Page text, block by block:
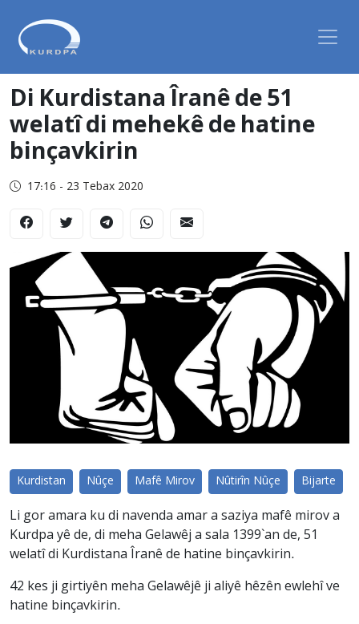
Di Kurdistana Îranê de 51
welatî di mehekê de hatine
binçavkirin
17:16 - 23 Tebax 2020
Kurdistan Nûçe Mafê Mirov Nûtirîn Nûçe Bijarte
Li gor amara ku di navenda amar a saziya mafê mirov a
Kurdpa yê de, di meha Gelawêj a sala 1399`an de, 51
welatî di Kurdistana Îranê de hatine binçavkirin.
42 kes ji girtiyên meha Gelawêjê ji aliyê hêzên ewlehî ve
hatine binçavkirin.